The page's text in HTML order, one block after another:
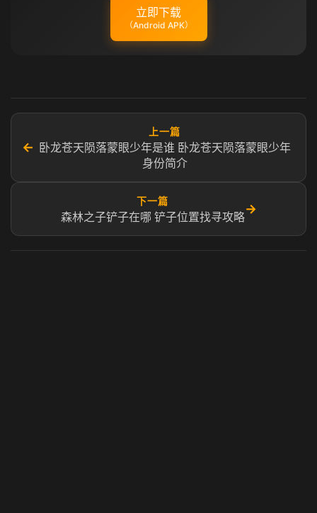
立即下载
（Android APK）
←
上一篇
卧龙苍天陨落蒙眼少年是谁 卧龙苍天陨落蒙眼少年
身份简介
下一篇
森林之子铲子在哪 铲子位置找寻攻略
→